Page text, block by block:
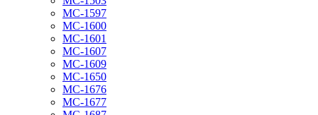
MC-1597
MC-1600
MC-1601
MC-1607
MC-1609
MC-1650
MC-1676
MC-1677